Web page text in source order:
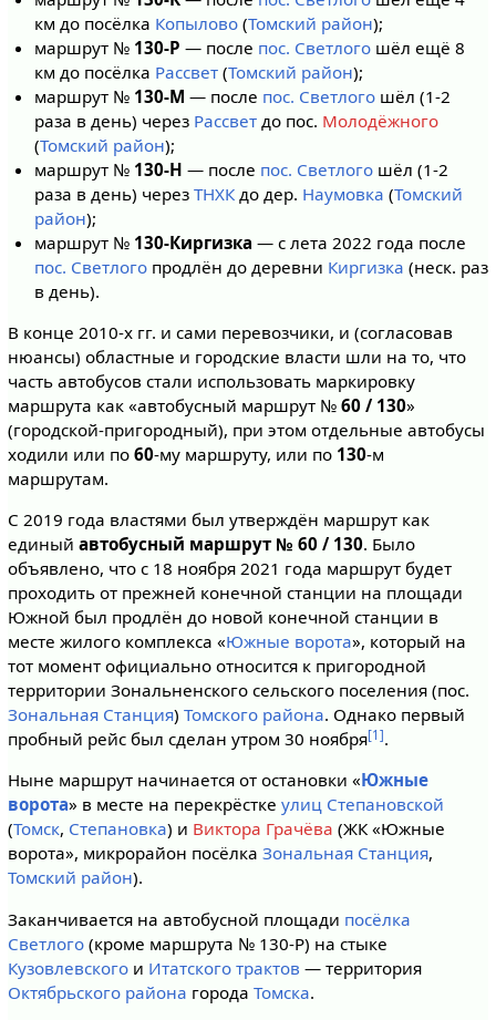
км до посёлка Копылово (Томский район);
маршрут № 130-Р — после пос. Светлого шёл ещё 8
км до посёлка Рассвет (Томский район);
маршрут № 130-М — после пос. Светлого шёл (1-2
раза в день) через Рассвет до пос. Молодёжного
(Томский район);
маршрут № 130-Н — после пос. Светлого шёл (1-2
раза в день) черезТНХК до дер. Наумовка (Томский
район);
маршрут № 130-Киргизка — с лета 2022 года после
пос. Светлого продлён до деревни Киргизка (неск. раз
в день).
В конце 2010-х гг. и сами перевозчики, и (согласовав
нюансы) областные и городские власти шли на то, что
часть автобусов стали использовать маркировку
маршрута как «автобусный маршрут № 60 / 130»
(городской-пригородный), при этом отдельные автобусы
ходили или по 60-му маршруту, или по 130-м
маршрутам.
С 2019 года властями был утверждён маршрут как
единый автобусный маршрут № 60 / 130. Было
объявлено, что с 18 ноября 2021 года маршрут будет
проходить от прежней конечной станции на площади
Южной был продлён до новой конечной станции в
месте жилого комплекса «Южные ворота», который на
тот момент официально относится к пригородной
территории Зональненского сельского поселения (пос.
Зональная Станция) Томского района. Однако первый
пробный рейс был сделан утром 30 ноября[1].
Ныне маршрут начинается от остановки «Южные
ворота» в месте на перекрёстке улиц Степановской
(Томск, Степановка) и Виктора Грачёва (ЖК «Южные
ворота», микрорайон посёлка Зональная Станция,
Томский район).
Заканчивается на автобусной площади посёлка
Светлого(кроме маршрута № 130-Р) на стыке
Кузовлевскогои Итатского трактов — территория
Октябрьского района города Томска.